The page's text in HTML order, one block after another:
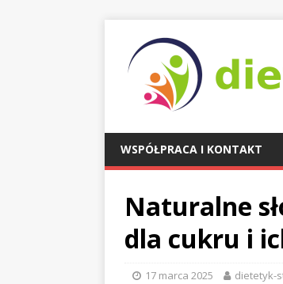
WSPÓŁPRACA I KONTAKT
Naturalne
dla cukru i
17 marca 2025 dietetyk-